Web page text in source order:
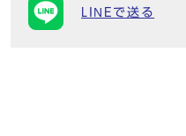
LINEで送る